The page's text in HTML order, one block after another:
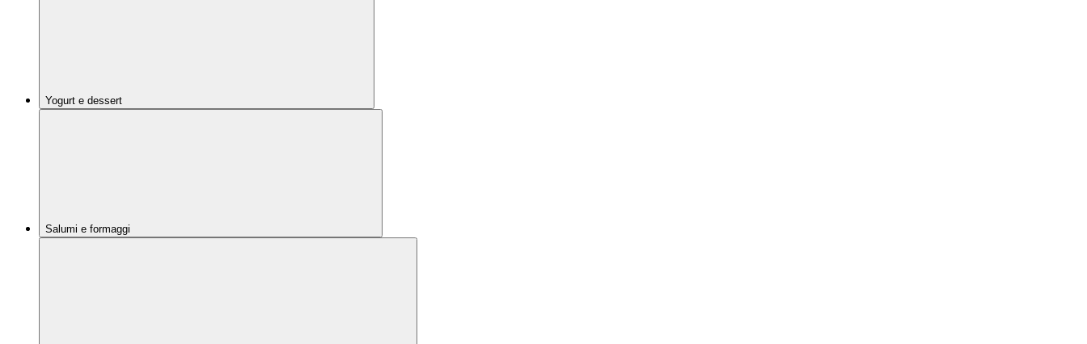
Yogurt e dessert
Salumi e formaggi